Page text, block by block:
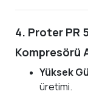
4. Proter PR
Kompresörü
Yüksek
üretimi.